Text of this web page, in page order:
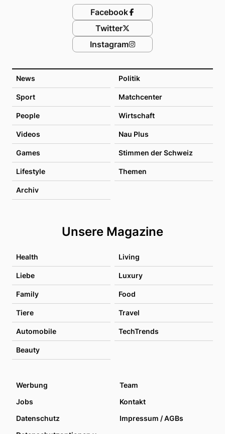
News Politik
Sport Matchcenter
People Wirtschaft
Videos Nau Plus
Games Stimmen der Schweiz
Lifestyle Themen
Archiv
Unsere Magazine
Health Living
Liebe Luxury
Family Food
Tiere Travel
Automobile TechTrends
Beauty
Facebook
Twitter
Instagram
Werbung
Team
Jobs
Kontakt
Datenschutz
Impressum / AGBs